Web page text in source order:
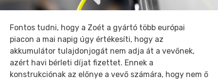
Fontos tudni, hogy a Zoét a gyártó több európai
piacon a mai napig úgy értékesíti, hogy az
akkumulátor tulajdonjogát nem adja át a vevőnek,
azért havi bérleti díjat fizettet. Ennek a
konstrukciónak az előnye a vevő számára, hogy nem ő